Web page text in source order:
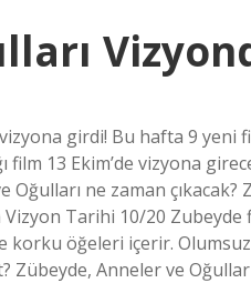
girdi! Bu hafta 9 yeni
film 13 Ekim’de vizyona
ne zaman çıkacak?
Tarihi 10/20 Zubeyde
korku öğeleri içerir.
Zübeyde, Anneler ve